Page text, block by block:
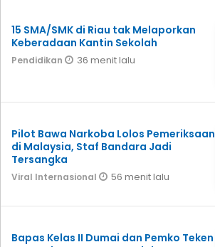
15 SMA/SMK di Riau tak Melaporkan
Keberadaan Kantin Sekolah
Pendidikan 36 menit lalu
Pilot Bawa Narkoba Lolos Pemeriksaan
di Malaysia, Staf Bandara Jadi
Tersangka
Viral Internasional 56 menit lalu
Bapas Kelas II Dumai dan Pemko Teken